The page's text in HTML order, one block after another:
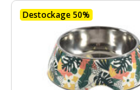
Destockage 50%